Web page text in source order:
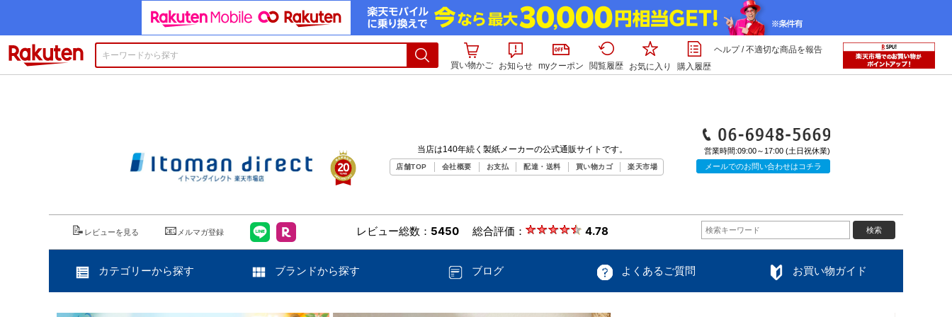
買い物かご
お知らせ myクーポン 閲覧履歴 お気に入り 購入履歴
ヘルプ/不適切な商品を報告
📝 レビューを見る 📧 メルマガ登録
カテゴリーから探す ブランドから探す ブログ よくあるご質問 お買い物ガイド